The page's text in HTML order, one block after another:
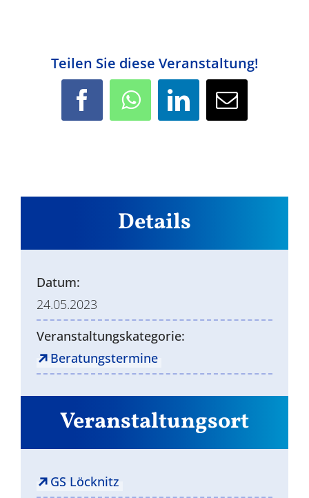
Teilen Sie diese Veranstaltung!
Facebook WhatsApp LinkedIn
E-
Details
Datum:
24.05.2023
Veranstaltungskategorie:
Beratungstermine
Veranstaltungsort
GS Löcknitz